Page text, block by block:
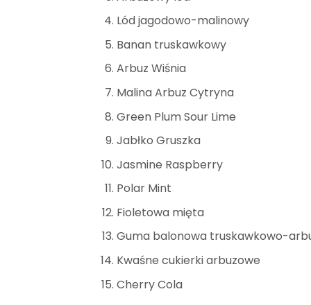
Lód jagodowo-malinowy
Banan truskawkowy
Arbuz Wiśnia
Malina Arbuz Cytryna
Green Plum Sour Lime
Jabłko Gruszka
Jasmine Raspberry
Polar Mint
Fioletowa mięta
Guma balonowa truskawkowo-
Kwaśne cukierki arbuzowe
Cherry Cola